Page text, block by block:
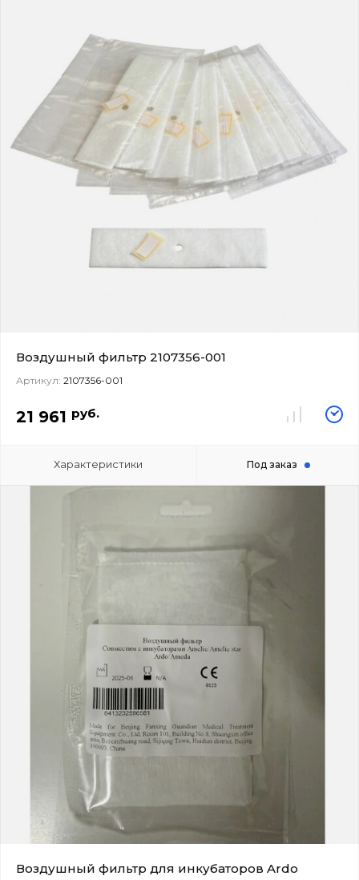
Воздушный фильтр 2107356-001
Артикул: 2107356-001
21 961 руб.
Характеристики Под заказ
Воздушный фильтр для инкубаторов Ardo